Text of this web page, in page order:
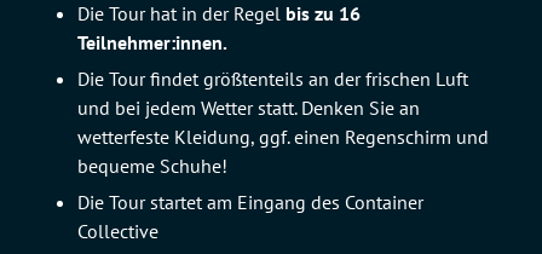
Die Tour hat in der Regel bis zu 16
Teilnehmer:innen.
Die Tour findet größtenteils an der frischen Luft
und bei jedem Wetter statt. Denken Sie an
wetterfeste Kleidung, ggf. einen Regenschirm und
bequeme Schuhe!
Die Tour startet am Eingang des Container
Collective